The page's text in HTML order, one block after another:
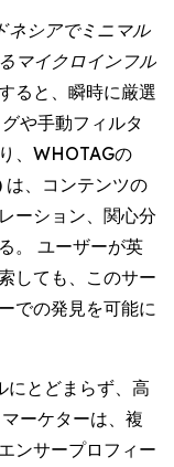
ネシアでミニマル
マイクロインフル
ると、瞬時に厳選
や手動フィルタ
、WHOTAGの
、コンテンツの
ーション、関心分
。 ユーザーが英
しても、このサー
での発見を可能に
にとどまらず、高
ーケターは、複
ンサープロフィー